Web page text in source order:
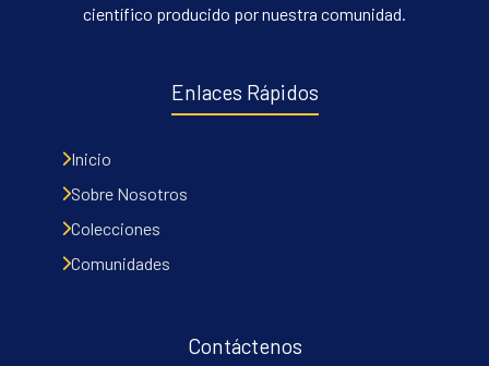
científico producido por nuestra comunidad.
Enlaces Rápidos
Inicio
Sobre Nosotros
Colecciones
Comunidades
Contáctenos